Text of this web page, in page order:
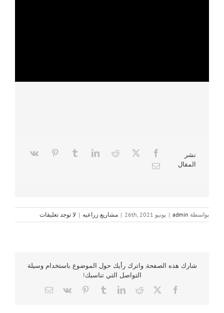
نشر
المقال
بواسطة admin
| يونيو 26th, 2021 | مشاريع زراعيه | لا توجد تعليقات
شارك هذه الصفحة, واترك رأيك حول الموضوع باستخدام وسيلة
التواصل التي تناسبك!
Facebook
X
Reddit
LinkedIn
Tumblr
Pinterest
Vk
Email